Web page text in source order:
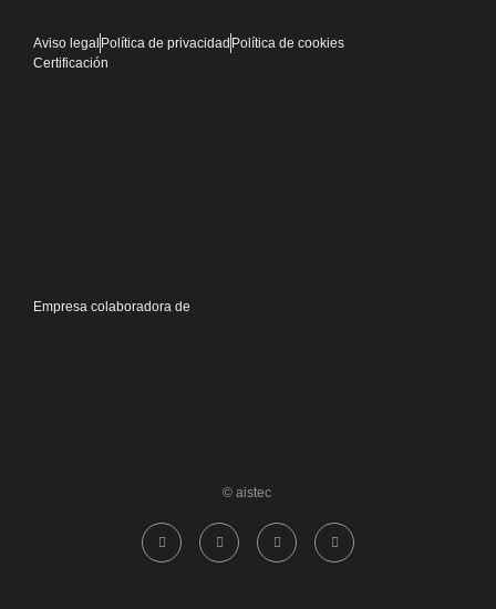
© aistec
Empresa colaboradora de
Aviso legal Política de privacidad Política de cookies
Certificación